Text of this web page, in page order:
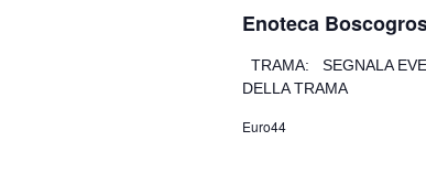
Enoteca
TRAMA: SEGNALA
DELLA TRAMA
Euro44